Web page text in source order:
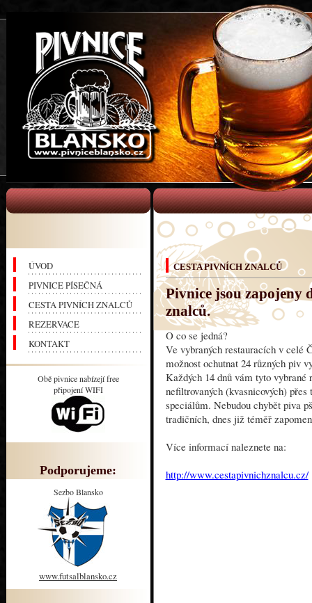
Pivnice Blansko
ÚVOD
PIVNICE PÍSEČNÁ
CESTA PIVNÍCH ZNALCŮ
REZERVACE
KONTAKT
Obě pivnice nabízejí free
připojení WIFI
Podporujeme:
Sezbo Blansko
www.futsalblansko.cz
CESTA PIVNÍCH ZNALCŮ
Pivnice jsou zapojeny
znalců.
O co se jedná?
Ve vybraných restauracích v celé
možnost ochutnat 24 různých piv
Každých 14 dnů vám tyto vybrané
nefiltrovaných (kvasnicových)
speciálům. Nebudou chybět piva
tradičních, dnes již téměř
Více informací naleznete na:
http://www.cestapivnichznalcu.cz/